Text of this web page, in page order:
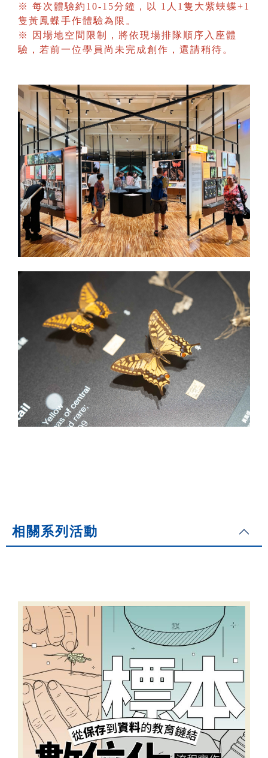
※ 每次體驗約10-15分鐘，以 1人1隻大紫蛺蝶+1
隻黃鳳蝶手作體驗為限。
※ 因場地空間限制，將依現場排隊順序入座體
驗，若前一位學員尚未完成創作，還請稍待。
相關系列活動